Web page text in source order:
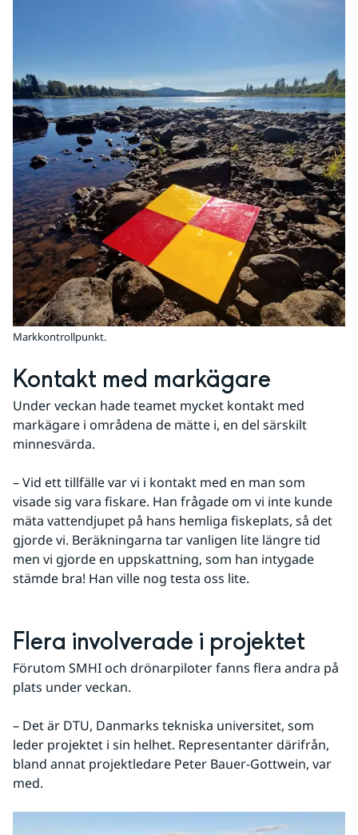
Markkontrollpunkt.
Kontakt med markägare
Under veckan hade teamet mycket kontakt med
markägare i områdena de mätte i, en del särskilt
minnesvärda.
– Vid ett tillfälle var vi i kontakt med en man som
visade sig vara fiskare. Han frågade om vi inte kunde
mäta vattendjupet på hans hemliga fiskeplats, så det
gjorde vi. Beräkningarna tar vanligen lite längre tid
men vi gjorde en uppskattning, som han intygade
stämde bra! Han ville nog testa oss lite.
Flera involverade i projektet
Förutom SMHI och drönarpiloter fanns flera andra på
plats under veckan.
– Det är DTU, Danmarks tekniska universitet, som
leder projektet i sin helhet. Representanter därifrån,
bland annat projektledare Peter Bauer-Gottwein, var
med.